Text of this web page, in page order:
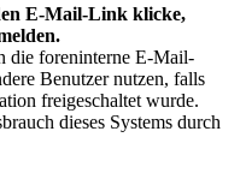
E-Mail-Link klicke,
die foreninterne E-Mail-
Benutzer nutzen, falls
freigeschaltet wurde.
dieses Systems durch